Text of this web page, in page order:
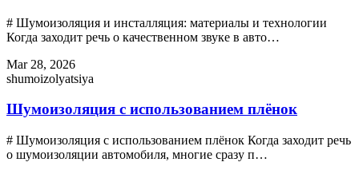
# Шумоизоляция и инсталляция: материалы и технологии
Когда заходит речь о качественном звуке в авто…
Mar 28, 2026
shumoizolyatsiya
Шумоизоляция с использованием плёнок
# Шумоизоляция с использованием плёнок Когда заходит речь
о шумоизоляции автомобиля, многие сразу п…